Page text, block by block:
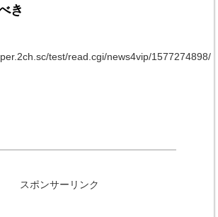
き
test/read.cgi/news4vip/1577274898/
スポンサーリンク